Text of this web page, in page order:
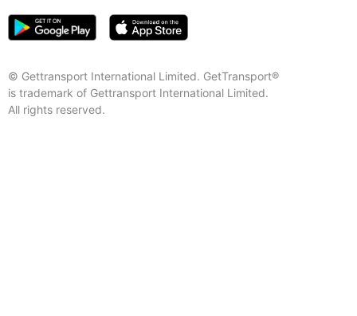
© Gettransport International Limited. GetTransport®
is trademark of Gettransport International Limited.
All rights reserved.